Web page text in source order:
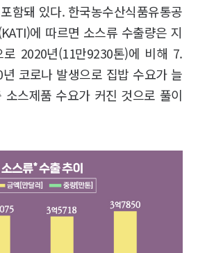
함돼 있다. 한국농수산식품유통공
에 따르면 소스류 수출량은 지
2020년(11만9230톤)에 비해 7.
코로나 발생으로 집밥 수요가 늘
소스제품 수요가 커진 것으로 풀이